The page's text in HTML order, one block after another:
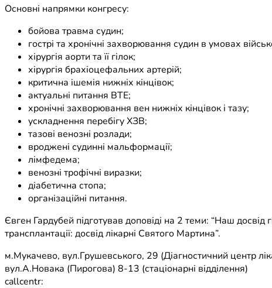
Основні напрямки конгресу:
бойова травма судин;
гострі та хронічні захворювання судин в умовах
хірургія аорти та її гілок;
хірургія брахіоцефальних артерій;
критична ішемія нижніх кінцівок;
актуальні питання ВТЕ;
хронічні захворювання вен нижніх кінцівок і тазу;
ускладнення перебігу ХЗВ;
тазові венозні розлади;
вроджені судинні мальформації;
лімфедема;
венозні трофічні виразки;
діабетична стопа;
організаційні питання.
Євген Гардубей підготував доповіді на 2 теми: “Наш досвід
трансплантації: досвід лікарні Святого Мартина”.
м.Мукачево, вул.Грушевського, 29 (Діагностичний центр
вул.А.Новака (Пирогова) 8-13 (стаціонарні відділення)
callcentr: